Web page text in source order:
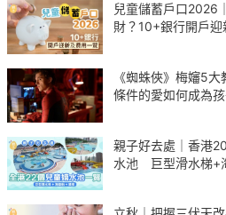
兒童儲蓄戶口2026
財？10+銀行開戶
《蜘蛛俠》梅嬸5
條件的愛如何成為
親子好去處｜香港
水池 巨型滑水梯+